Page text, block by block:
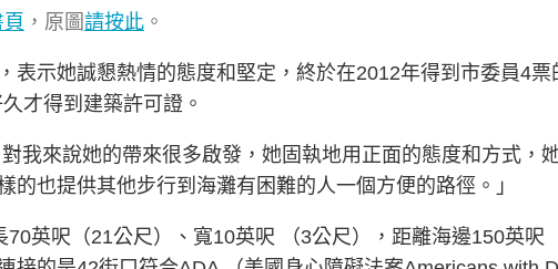
，原圖請按此 。
表示她誠懇熱情的態度和堅定，終於在2012年得到市委員4票
才得到建築許可證。
我來說她的帶來很多啟發，她固執地用正面的態度和方式，
也提供其他步行到海灘有困難的人一個方便的路徑。」
70英呎（21公尺）、寬10英呎 （3公尺），距離海邊150英呎